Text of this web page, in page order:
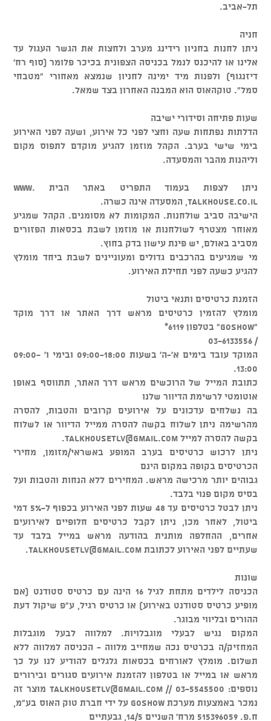
תל-אביב.
חניה
ניתן לחנות בחניון רידינג מערב ולחצות את הגשר העגול עד
אלינו או להיכנס לנמל בכניסה הצפונית בכיכר פלומר (סוף רח'
דיזנגוף) ולפנות מיד ימינה לחניון שנמצא מאחורי "מטבחי
סמל". טוקהאוס הוא המבנה האחרון בצד שמאל.
שעות פתיחה וסידורי ישיבה
הדלתות נפתחות שעה וחצי לפני כל אירוע, ושעה לפני האירוע
בימי שישי בערב. הקהל מוזמן להגיע מוקדם לתפוס מקום
וליהנות מהבר והמסעדה.
ניתן לצפות בעמוד התפריט באתר הבית www.
talkhouse.co.il, המסעדה אינה כשרה.
הישיבה סביב שולחנות. המקומות לא מסומנים. הקהל שמגיע
מאוחר מצטרף לשולחנות או מוזמן לשבת בכסאות הפזורים
מסביב באולם, יש פינת עישון בדק בחוץ.
מי שמגיעים בהרכבים גדולים ומעוניינים לשבת ביחד מומלץ
להגיע כשעה לפני תחילת האירוע.
הזמנת כרטיסים ותנאי ביטול
מומלץ להזמין כרטיסים מראש דרך האתר או דרך מוקד
"GOSHOW" בטלפון 6119*
/ 03-6133556
המוקד עובד בימים א'-ה' בשעות 09:00-18:00 ובימי ו' 09:00-
13:00.
כתובת המייל של הרוכשים מראש דרך האתר, תתווסף באופן
אוטומטי לרשימת הדיוור שלנו
בה נשלחים עדכונים על אירועים קרובים והטבות, להסרה
מהרשימה ניתן לשלוח בקשה להסרה ממייל הדיוור או לשלוח
בקשה להסרה למיילtalkhousetlv@gmail.com
.
ניתן לרכוש כרטיסים בערב המופע באשראי/מזומן, מחירי
הכרטיסים בקופה במקום הינם
גבוהים יותר מרכישה מראש. המחירים ללא הנחות והטבות ועל
בסיס מקום פנוי בלבד.
ניתן לבטל כרטיסים עד 48 שעות לפני האירוע בכפוף ל-5% דמי
ביטול, לאחר מכן, ניתן לקבל כרטיסים חלופיים לאירועים
אחרים, ההחלפה מותנית בהודעה מראש במייל בלבד עד
שעתיים לפני האירוע לכתובתtalkhousetlv@gmail.com
.
שונות
הכניסה לילדים מתחת לגיל 16 הינה עם כרטיס סטודנט (אם
מופיע כרטיס סטודנט באירוע) או כרטיס רגיל, ע"פ שיקול דעת
ההורים ובליווי מבוגר.
המקום נגיש לבעלי מוגבלויות. למלווה לבעל מוגבלות
המחזיק/ה בכרטיס נכה שמחייב מלווה - הכניסה למלווה ללא
תשלום. מומלץ לאורחים בכסאות גלגלים להודיע לנו על כך
מראש או במייל או בטלפון להזמנת אירועים סגורים ובירורים
נוספים: 03-5545500 //
talkhousetlv@gmail.com מוצר זה
נמכר באמצעות מערכת GOSHOW על ידי חברת טוק האוס בע"מ,
ח.פ. 515396059 מרח' השניים 14/5, גבעתיים